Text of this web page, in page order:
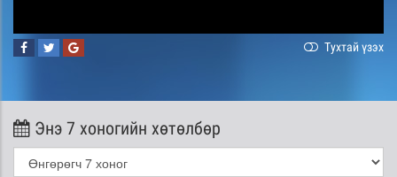
Тухтай үзэх
Энэ 7 хоногийн хөтөлбөр